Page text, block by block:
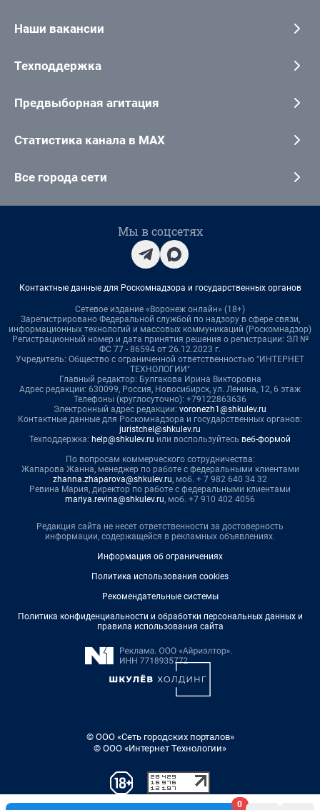
0
Наши вакансии
Техподдержка
Предвыборная агитация
Статистика канала в MAX
Все города сети
Мы в соцсетях
Контактные данные для Роскомнадзора и государственных органов
Сетевое издание «Воронеж онлайн» (18+)
Зарегистрировано Федеральной службой по надзору в сфере связи,
информационных технологий и массовых коммуникаций (Роскомнадзор)
Регистрационный номер и дата принятия решения о регистрации: ЭЛ №
ФС 77 - 86594 от 26.12.2023 г.
Учредитель: Общество с ограниченной ответственностью "ИНТЕРНЕТ
ТЕХНОЛОГИИ"
Главный редактор: Булгакова Ирина Викторовна
Адрес редакции: 630099, Россия, Новосибирск, ул. Ленина, 12, 6 этаж
Телефоны (круглосуточно): +79122863636
Электронный адрес редакции: voronezh1@shkulev.ru
Контактные данные для Роскомнадзора и государственных органов:
juristchel@shkulev.ru
Техподдержка: help@shkulev.ru или воспользуйтесь веб-формой
По вопросам коммерческого сотрудничества:
Жапарова Жанна, менеджер по работе с федеральными клиентами
zhanna.zhaparova@shkulev.ru, моб. + 7 982 640 34 32
Ревина Мария, директор по работе с федеральными клиентами
mariya.revina@shkulev.ru, моб. +7 910 402 4056
Редакция сайта не несет ответственности за достоверность
информации, содержащейся в рекламных объявлениях.
Информация об ограничениях
Политика использования cookies
Рекомендательные системы
Политика конфиденциальности и обработки персональных данных и
правила использования сайта
© ООО «Сеть городских порталов»
© ООО «Интернет Технологии»